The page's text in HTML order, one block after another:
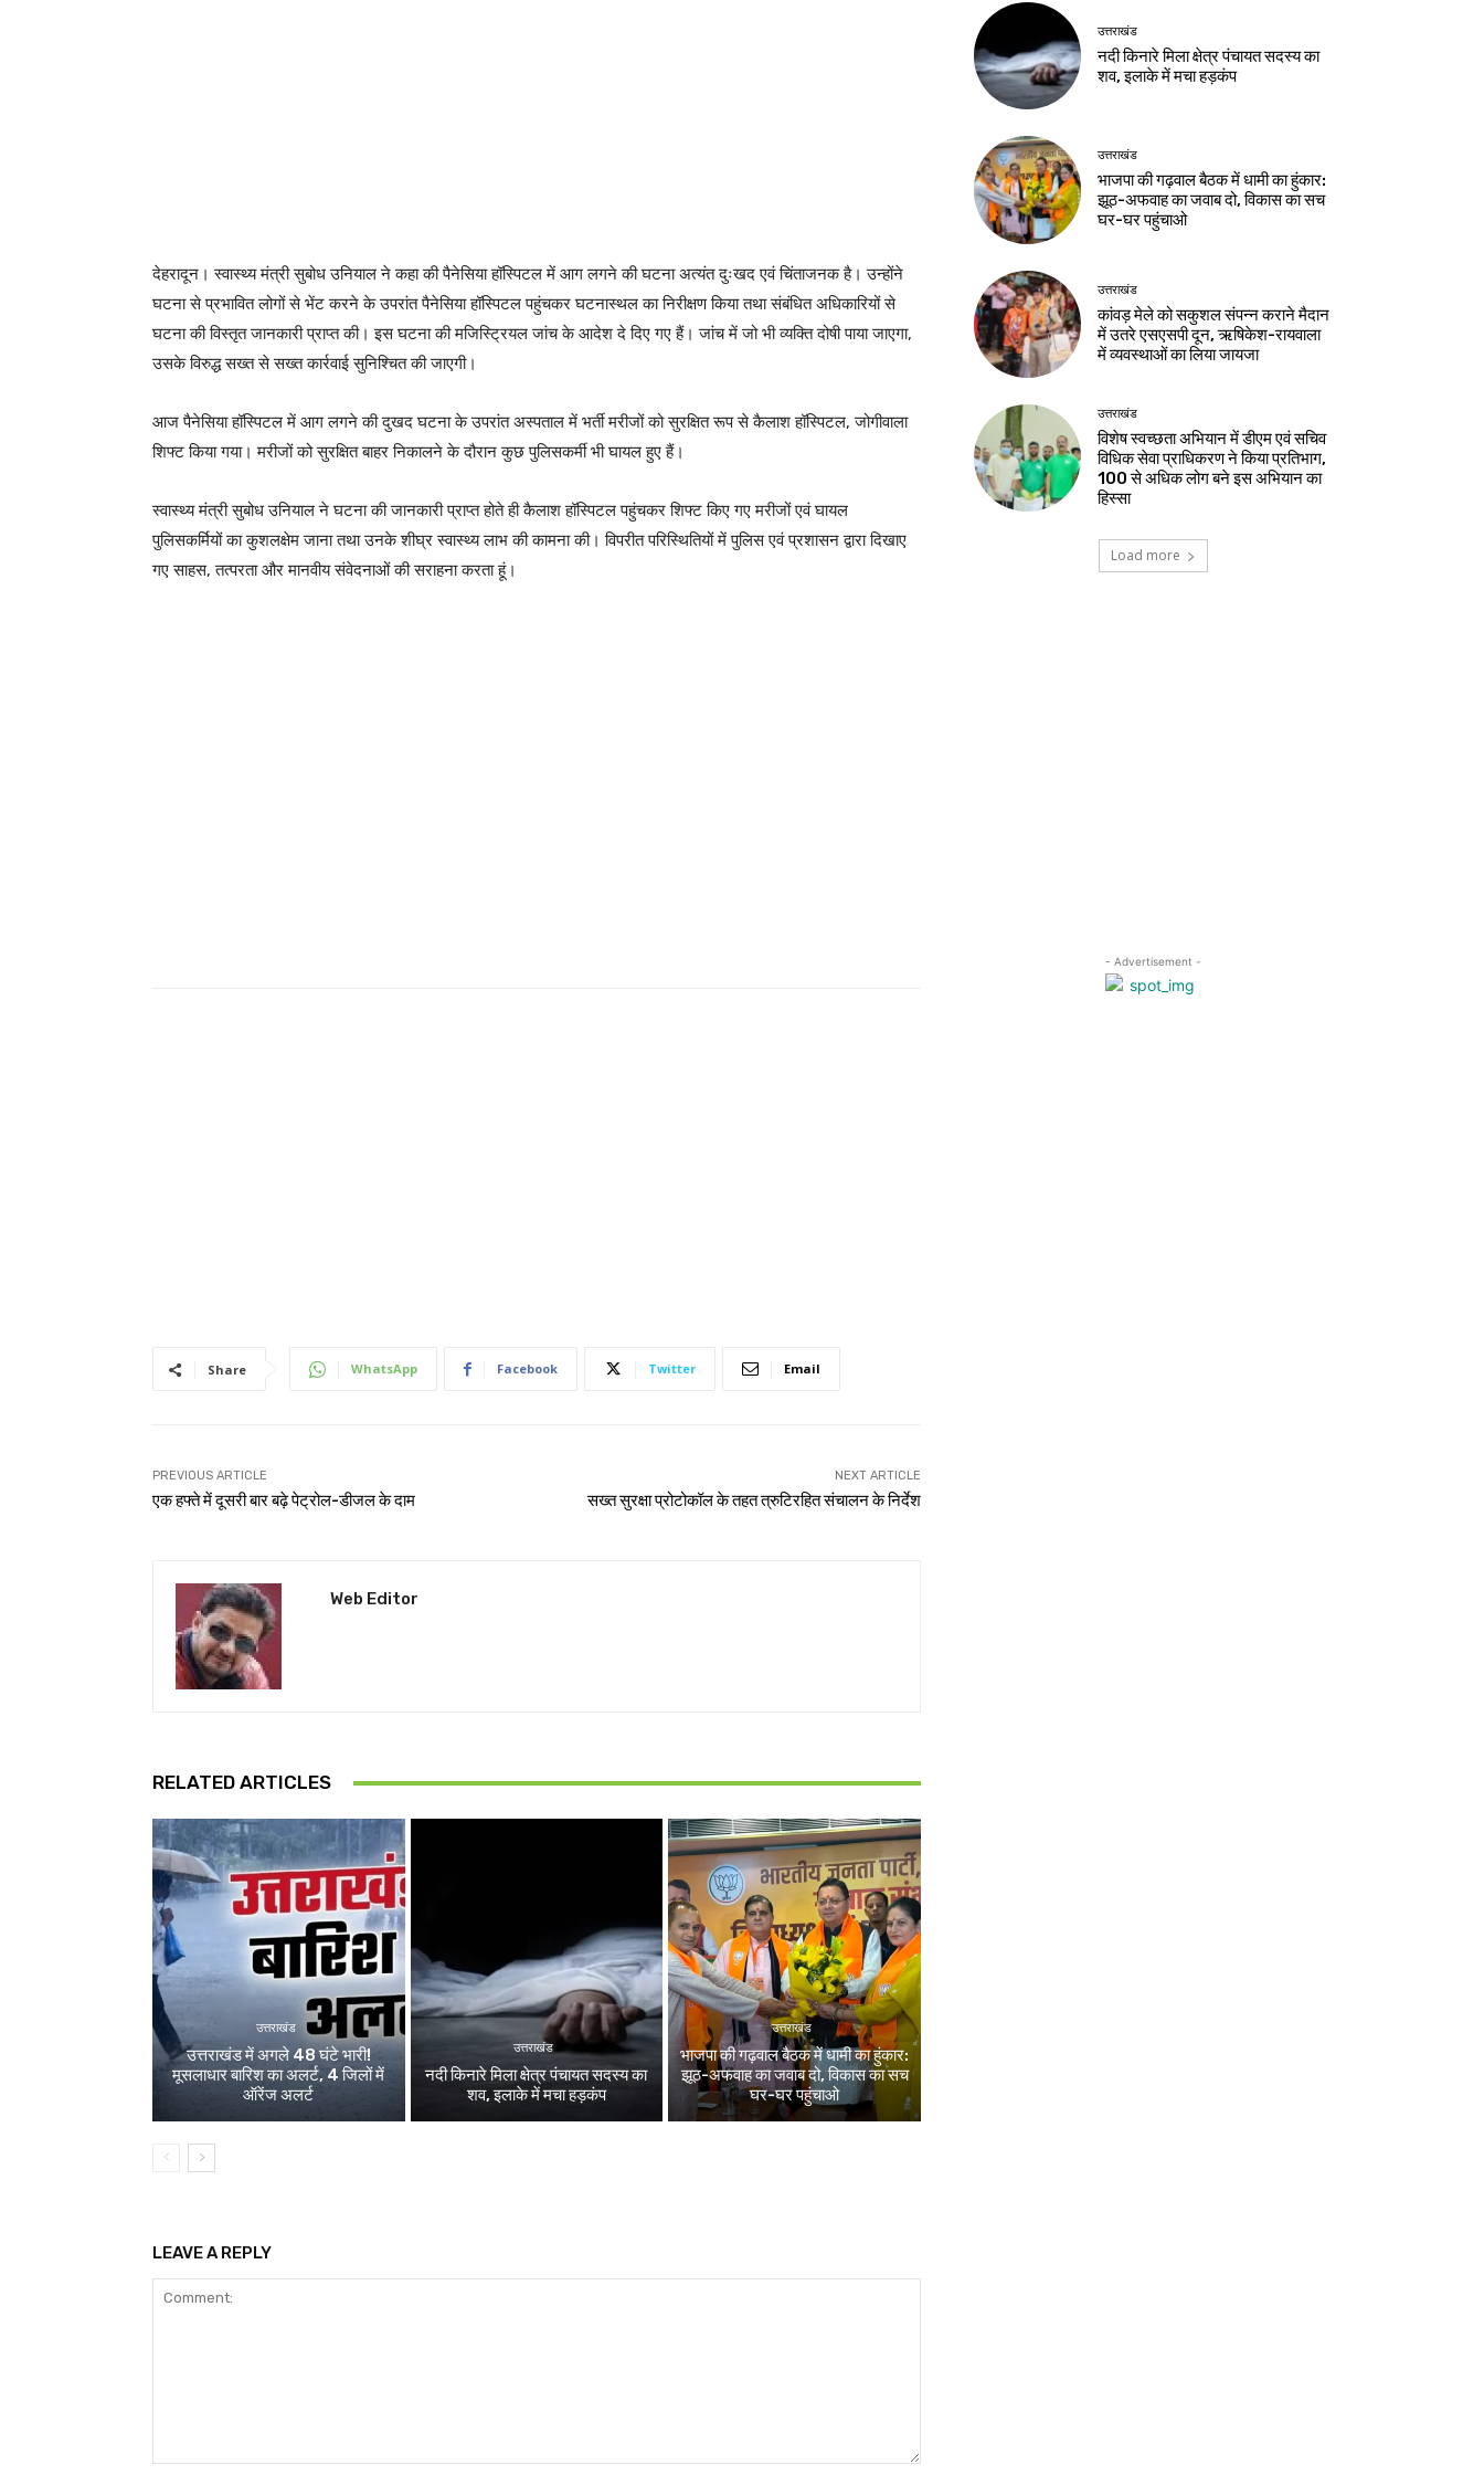
देहरादून। स्वास्थ्य मंत्री सुबोध उनियाल ने कहा की पैनेसिया हॉस्पिटल में आग लगने की घटना अत्यंत दुःखद एवं चिंताजनक है। उन्होंने
घटना से प्रभावित लोगों से भेंट करने के उपरांत पैनेसिया हॉस्पिटल पहुंचकर घटनास्थल का निरीक्षण किया तथा संबंधित अधिकारियों से
घटना की विस्तृत जानकारी प्राप्त की। इस घटना की मजिस्ट्रियल जांच के आदेश दे दिए गए हैं। जांच में जो भी व्यक्ति दोषी पाया जाएगा,
उसके विरुद्ध सख्त से सख्त कार्रवाई सुनिश्चित की जाएगी।
आज पैनेसिया हॉस्पिटल में आग लगने की दुखद घटना के उपरांत अस्पताल में भर्ती मरीजों को सुरक्षित रूप से कैलाश हॉस्पिटल, जोगीवाला
शिफ्ट किया गया। मरीजों को सुरक्षित बाहर निकालने के दौरान कुछ पुलिसकर्मी भी घायल हुए हैं।
स्वास्थ्य मंत्री सुबोध उनियाल ने घटना की जानकारी प्राप्त होते ही कैलाश हॉस्पिटल पहुंचकर शिफ्ट किए गए मरीजों एवं घायल
पुलिसकर्मियों का कुशलक्षेम जाना तथा उनके शीघ्र स्वास्थ्य लाभ की कामना की। विपरीत परिस्थितियों में पुलिस एवं प्रशासन द्वारा दिखाए
गए साहस, तत्परता और मानवीय संवेदनाओं की सराहना करता हूं।
Share WhatsApp Facebook Twitter Email
PREVIOUS ARTICLE
एक हफ्ते में दूसरी बार बढ़े पेट्रोल-डीजल के दाम
NEXT ARTICLE
सख्त सुरक्षा प्रोटोकॉल के तहत त्रुटिरहित संचालन के निर्देश
Web Editor
RELATED ARTICLES
उत्तराखंड
उत्तराखंड में अगले 48 घंटे भारी!
मूसलाधार बारिश का अलर्ट, 4 जिलों में
ऑरेंज अलर्ट
उत्तराखंड
नदी किनारे मिला क्षेत्र पंचायत सदस्य का
शव, इलाके में मचा हड़कंप
उत्तराखंड
भाजपा की गढ़वाल बैठक में धामी का हुंकार:
झूठ-अफवाह का जवाब दो, विकास का सच
घर-घर पहुंचाओ
LEAVE A REPLY
उत्तराखंड
नदी किनारे मिला क्षेत्र पंचायत सदस्य का
शव, इलाके में मचा हड़कंप
उत्तराखंड
भाजपा की गढ़वाल बैठक में धामी का हुंकार:
झूठ-अफवाह का जवाब दो, विकास का सच
घर-घर पहुंचाओ
उत्तराखंड
कांवड़ मेले को सकुशल संपन्न कराने मैदान
में उतरे एसएसपी दून, ऋषिकेश-रायवाला
में व्यवस्थाओं का लिया जायजा
उत्तराखंड
विशेष स्वच्छता अभियान में डीएम एवं सचिव
विधिक सेवा प्राधिकरण ने किया प्रतिभाग,
100 से अधिक लोग बने इस अभियान का
हिस्सा
Load more
- Advertisement -